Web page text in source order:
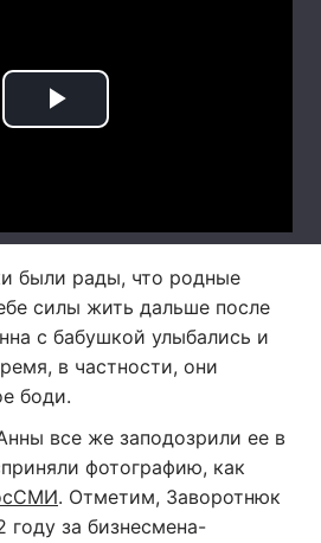
были рады, что родные
силы жить дальше после
с бабушкой улыбались и
в частности, они
боди.
все же заподозрили ее в
фотографию, как
. Отметим, Заворотнюк
за бизнесмена-